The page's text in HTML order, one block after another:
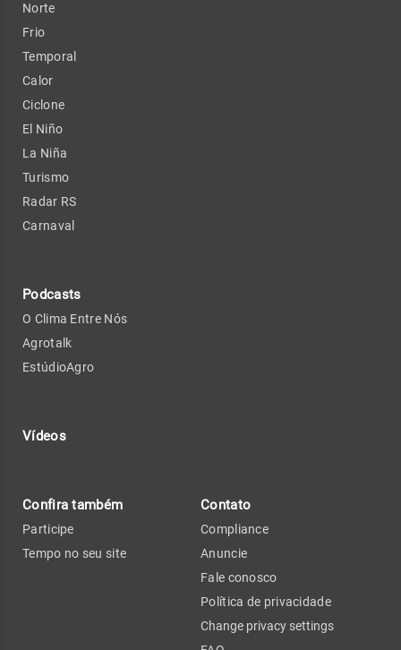
Norte
Frio
Temporal
Calor
Ciclone
El Niño
La Niña
Turismo
Radar RS
Carnaval
Podcasts
O Clima Entre Nós
Agrotalk
EstúdioAgro
Vídeos
Confira também
Participe
Tempo no seu site
Contato
Compliance
Anuncie
Fale conosco
Política de privacidade
Change privacy settings